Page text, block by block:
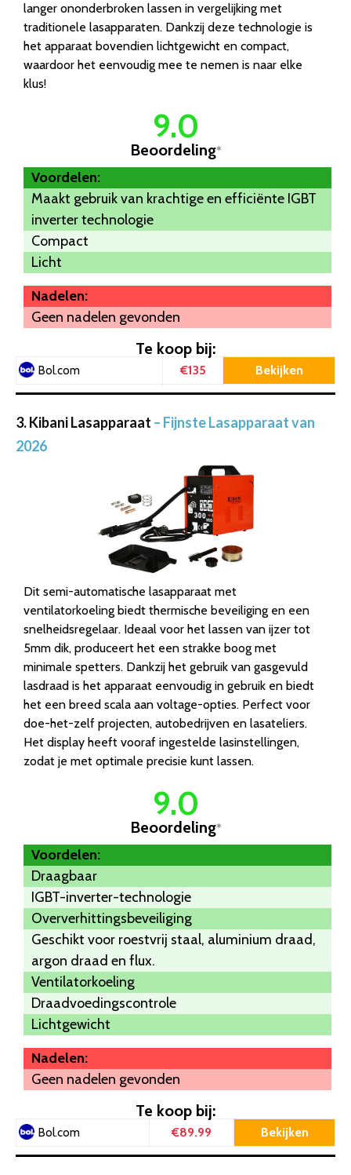
langer ononderbroken lassen in vergelijking met
traditionele lasapparaten. Dankzij deze technologie is
het apparaat bovendien lichtgewicht en compact,
waardoor het eenvoudig mee te nemen is naar elke
klus!
9.0
Beoordeling*
Voordelen:
Maakt gebruik van krachtige en efficiënte IGBT
inverter technologie
Compact
Licht
Nadelen:
Geen nadelen gevonden
Te koop bij:
Bol.com €135 Bekijken
3. Kibani Lasapparaat – Fijnste Lasapparaat van
2026
Dit semi-automatische lasapparaat met
ventilatorkoeling biedt thermische beveiliging en een
snelheidsregelaar. Ideaal voor het lassen van ijzer tot
5mm dik, produceert het een strakke boog met
minimale spetters. Dankzij het gebruik van gasgevuld
lasdraad is het apparaat eenvoudig in gebruik en biedt
het een breed scala aan voltage-opties. Perfect voor
doe-het-zelf projecten, autobedrijven en lasateliers.
Het display heeft vooraf ingestelde lasinstellingen,
zodat je met optimale precisie kunt lassen.
9.0
Beoordeling*
Voordelen:
Draagbaar
IGBT-inverter-technologie
Oververhittingsbeveiliging
Geschikt voor roestvrij staal, aluminium draad,
argon draad en flux.
Ventilatorkoeling
Draadvoedingscontrole
Lichtgewicht
Nadelen:
Geen nadelen gevonden
Te koop bij:
Bol.com €89.99 Bekijken